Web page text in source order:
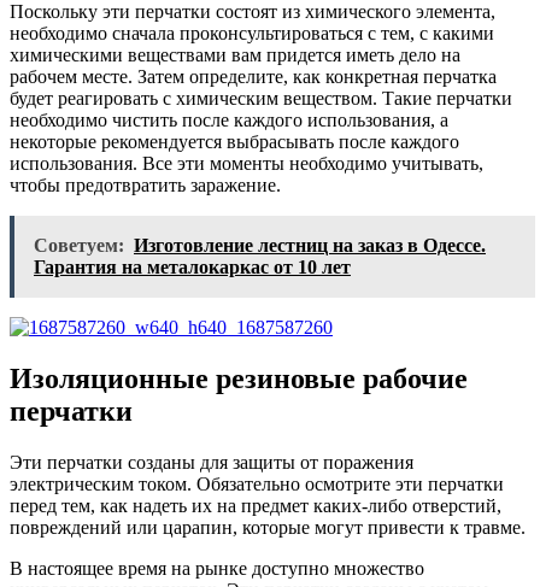
Поскольку эти перчатки состоят из химического элемента,
необходимо сначала проконсультироваться с тем, с какими
химическими веществами вам придется иметь дело на
рабочем месте. Затем определите, как конкретная перчатка
будет реагировать с химическим веществом. Такие перчатки
необходимо чистить после каждого использования, а
некоторые рекомендуется выбрасывать после каждого
использования. Все эти моменты необходимо учитывать,
чтобы предотвратить заражение.
Советуем: Изготовление лестниц на заказ в Одессе.
Гарантия на металокаркас от 10 лет
Изоляционные резиновые рабочие
перчатки
Эти перчатки созданы для защиты от поражения
электрическим током. Обязательно осмотрите эти перчатки
перед тем, как надеть их на предмет каких-либо отверстий,
повреждений или царапин, которые могут привести к травме.
В настоящее время на рынке доступно множество